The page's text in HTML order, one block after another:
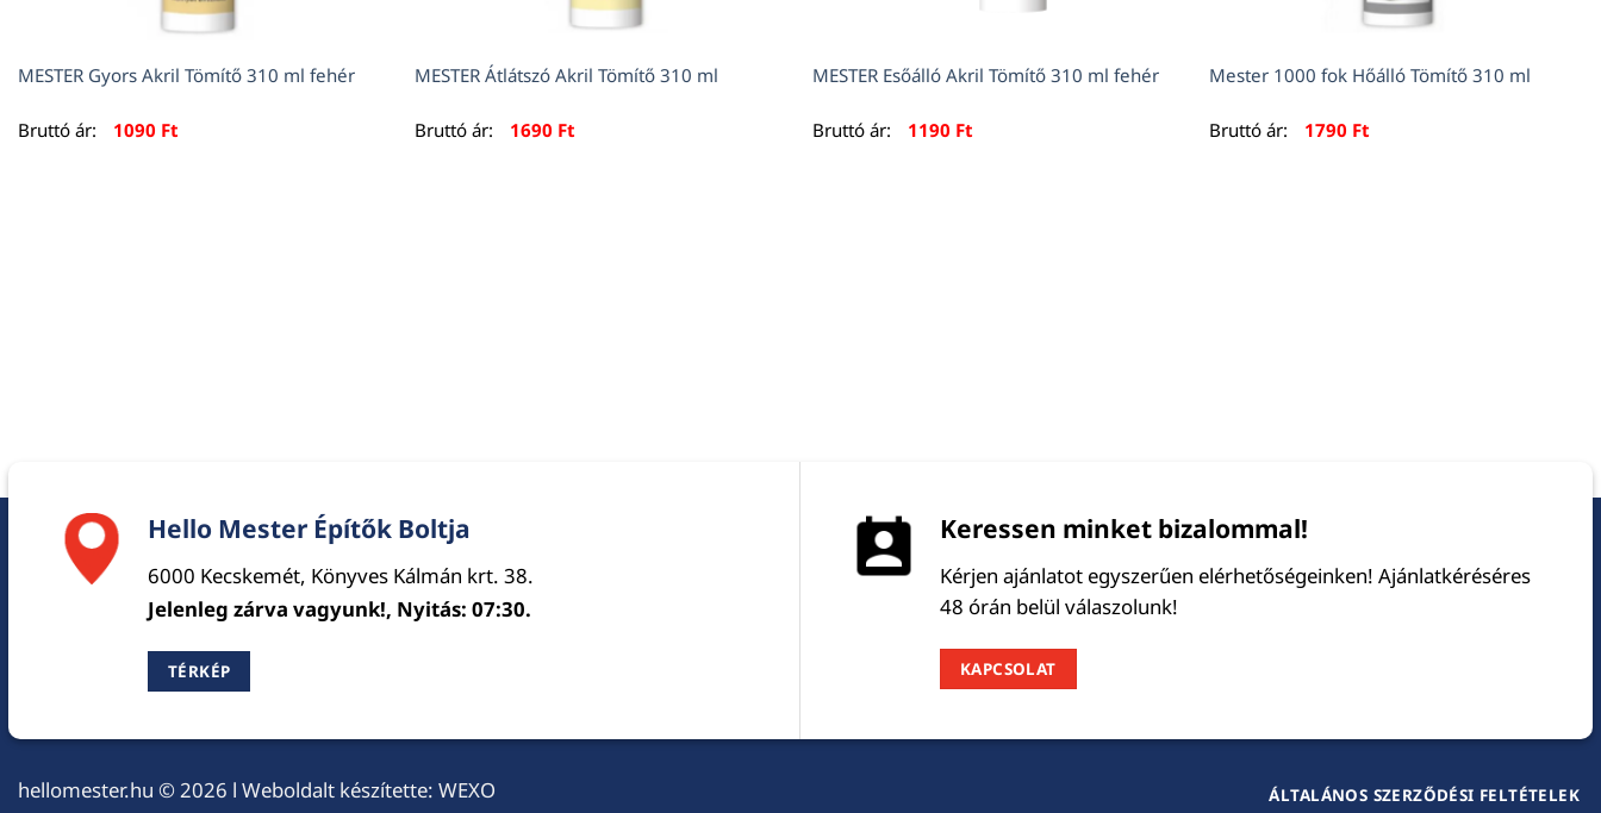
MESTER Gyors Akril Tömítő 310 ml fehér
Bruttó ár: 1090 Ft
MESTER Átlátszó Akril Tömítő 310 ml
Bruttó ár: 1690 Ft
MESTER Esőálló Akril Tömítő 310 ml fehér
Bruttó ár: 1190 Ft
Mester 1000 fok Hőálló Tömítő 310 ml
Bruttó ár: 1790 Ft
Hello Mester Építők Boltja
6000 Kecskemét, Könyves Kálmán krt. 38.
Jelenleg zárva vagyunk!, Nyitás: 07:30.
TÉRKÉP
Keressen minket bizalommal!
Kérjen ajánlatot egyszerűen elérhetőségeinken! Ajánlatkéréséres
48 órán belül válaszolunk!
KAPCSOLAT
hellomester.hu © 2026 l Weboldalt készítette: WEXO ÁLTALÁNOS SZERZŐDÉSI FELTÉTELEK